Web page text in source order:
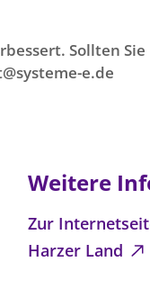
Sollten Sie
e.de
Weitere
Zur
Harzer Land